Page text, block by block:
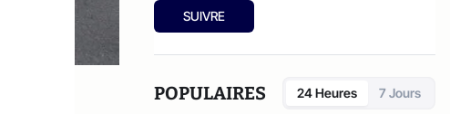
SUIVRE
POPULAIRES 24 Heures 7 Jours